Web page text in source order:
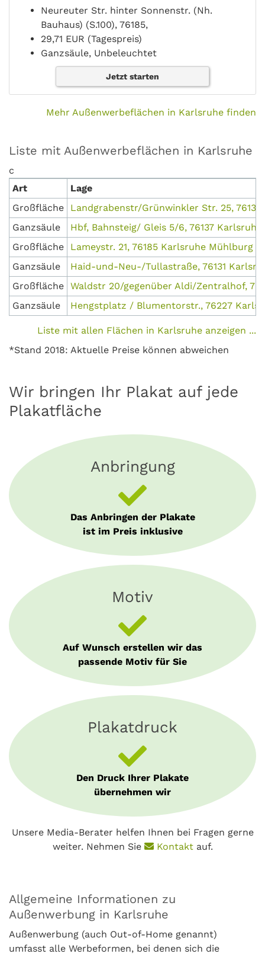
Neureuter Str. hinter Sonnenstr. (Nh.
Bauhaus) (S.100), 76185,
29,71 EUR (Tagespreis)
Ganzsäule, Unbeleuchtet
Jetzt starten
Mehr Außenwerbeflächen in Karlsruhe finden
Liste mit Außenwerbeflächen in Karlsruhe
c
Art
Lage
Großfläche
Landgrabenstr/Grünwinkler Str. 25,
Ganzsäule
Hbf, Bahnsteig/ Gleis 5/6, 76137
Großfläche
Lameystr. 21, 76185 Karlsruhe Mühlburg
Ganzsäule
Haid-und-Neu-/Tullastraße, 76131
Großfläche Waldstr 20/gegenüber Aldi/Zentralhof,
Ganzsäule
Hengstplatz / Blumentorstr., 76227
Liste mit allen Flächen in Karlsruhe anzeigen ...
*Stand 2018: Aktuelle Preise können abweichen
Wir bringen Ihr Plakat auf jede
Plakatfläche
Anbringung
Das Anbringen der Plakate
ist im Preis inklusive
Motiv
Auf Wunsch erstellen wir das
passende Motiv für Sie
Plakatdruck
Den Druck Ihrer Plakate
übernehmen wir
Unsere Media-Berater helfen Ihnen bei Fragen gerne
weiter. Nehmen Sie
Kontaktauf.
Allgemeine Informationen zu
Außenwerbung in Karlsruhe
Außenwerbung (auch Out-of-Home genannt)
umfasst alle Werbeformen, bei denen sich die